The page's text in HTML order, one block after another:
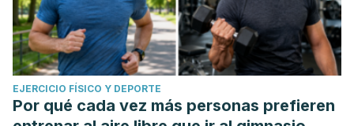
EJERCICIO FÍSICO Y DEPORTE
Por qué cada vez más personas prefieren